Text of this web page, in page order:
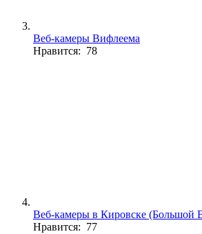
Веб-камеры Вифлеема
Нравится: 78
Веб-камеры в Кировске (Большой
Нравится: 77